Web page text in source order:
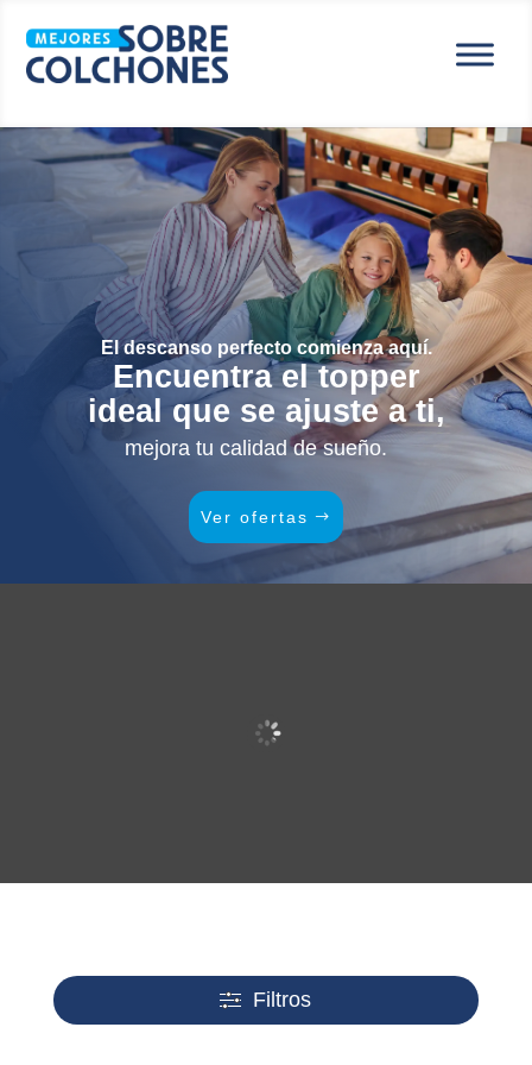
El descanso perfecto comienza aquí.
Encuentra el topper
ideal que se ajuste a ti,
mejora tu calidad de sueño.
Ver ofertas
Filtros